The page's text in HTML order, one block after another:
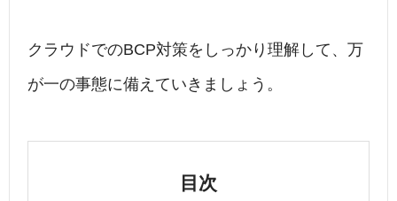
クラウドでのBCP対策をしっかり理解して、万
が一の事態に備えていきましょう。
目次